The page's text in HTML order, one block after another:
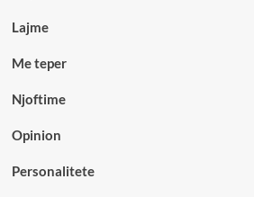
Lajme
Me teper
Njoftime
Opinion
Personalitete